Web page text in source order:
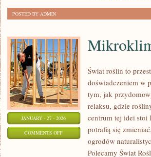
POSTED BY ADMIN
JANUARY - 27 - 2026
COMMENTS OFFON
MIKROKLIMAT
Świat roślin to
doświadczeniem w
tym, jak
relaksu, gdzie
centrum tej idei
potrafią się
ogrodów
Polecamy Świat